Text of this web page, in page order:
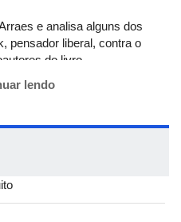
e analisa alguns dos
pensador liberal, contra o
do livro
lendo